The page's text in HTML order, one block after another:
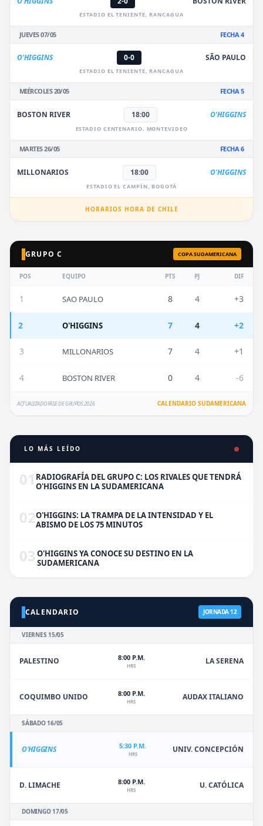
ESTADIO EL TENIENTE, RANCAGUA
JUEVES 07/05 FECHA 4
O'HIGGINS 0-0 SÃO PAULO
ESTADIO EL TENIENTE, RANCAGUA
MIÉRCOLES 20/05 FECHA 5
BOSTON RIVER 18:00 O'HIGGINS
ESTADIO CENTENARIO, MONTEVIDEO
MARTES 26/05 FECHA 6
MILLONARIOS 18:00 O'HIGGINS
ESTADIO EL CAMPÍN, BOGOTÁ
HORARIOS HORA DE CHILE
GRUPO C COPA SUDAMERICANA
POS EQUIPO PTS PJ DIF
1 SAO PAULO 8 4 +3
2 O'HIGGINS 7 4 +2
3 MILLONARIOS 7 4 +1
4 BOSTON RIVER 0 4 -6
ACTUALIZADO FASE DE GRUPOS 2026 CALENDARIO SUDAMERICANA
LO MÁS LEÍDO
01 RADIOGRAFÍA DEL GRUPO C: LOS RIVALES QUE TENDRÁ
O'HIGGINS EN LA SUDAMERICANA
02O'HIGGINS: LA TRAMPA DE LA INTENSIDAD Y EL
ABISMO DE LOS 75 MINUTOS
03 O'HIGGINS YA CONOCE SU DESTINO EN LA
SUDAMERICANA
CALENDARIO JORNADA 12
VIERNES 15/05
PALESTINO 8:00 P.M.
HRS LA SERENA
COQUIMBO UNIDO 8:00 P.M.
HRS AUDAX ITALIANO
SÁBADO 16/05
O'HIGGINS 5:30 P.M.
HRS UNIV. CONCEPCIÓN
D. LIMACHE 8:00 P.M.
HRS U. CATÓLICA
DOMINGO 17/05